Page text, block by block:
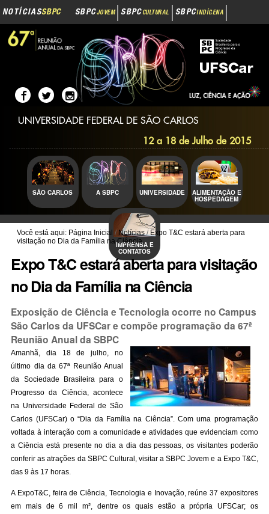
para
o
conteúdo.
navegação
NOTÍCIASSBPC SBPCJOVEM SBPC CULTURAL SBPCINDÍGENA
SBPCINOVAÇÃO
UNIVERSIDADE FEDERAL DE SÃO CARLOS
12 a 18 de Julho de 2015
SÃO CARLOS A SBPC UNIVERSIDADE ALIMENTAÇÃO E
HOSPEDAGEM
IMPRENSA E
CONTATOS
Você está aqui: Página Inicial / Notícias /Expo T&C estará aberta para
visitação no Dia da Família na Ciência
Expo T&C estará aberta para visitação
no Dia da Família na Ciência
Exposição de Ciência e Tecnologia ocorre no Campus
São Carlos da UFSCar e compõe programação da 67ª
Reunião Anual da SBPC
Amanhã, dia 18 de julho, no
último dia da 67ª Reunião Anual
da Sociedade Brasileira para o
Progresso da Ciência, acontece
na Universidade Federal de São
Carlos (UFSCar) o “Dia da Família na Ciência”. Com uma programação
voltada à interação com a comunidade e atividades que evidenciam como
a Ciência está presente no dia a dia das pessoas, os visitantes poderão
conferir as atrações da SBPC Cultural, visitar a SBPC Jovem e a Expo T&C,
das 9 às 17 horas.
A ExpoT&C, feira de Ciência, Tecnologia e Inovação, reúne 37 expositores
em mais de 6 mil m², dentre os quais estão a própria UFSCar; os